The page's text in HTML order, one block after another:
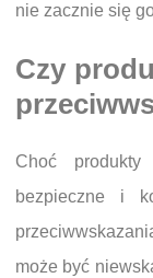
nie zacznie się
Czy
Choć
bezpieczne i
może być